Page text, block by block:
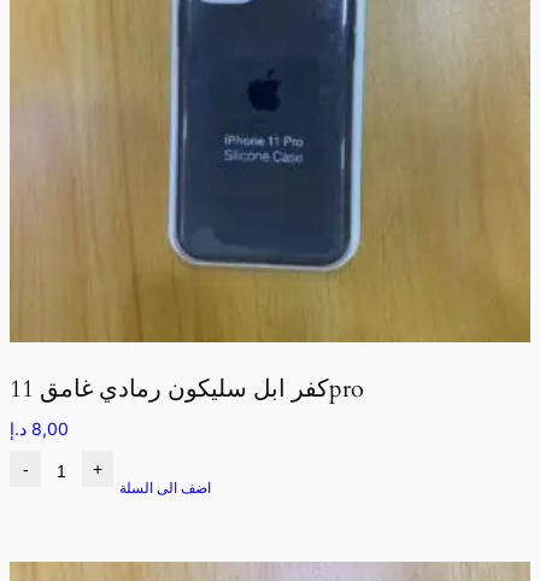
كفر ابل سليكون رمادي غامق 11pro
8,00 د.إ
- +
اضف الى السلة